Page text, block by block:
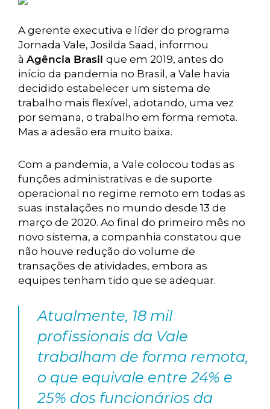
A gerente executiva e líder do programa
Jornada Vale, Josilda Saad, informou
à Agência Brasil que em 2019, antes do
início da pandemia no Brasil, a Vale havia
decidido estabelecer um sistema de
trabalho mais flexível, adotando, uma vez
por semana, o trabalho em forma remota.
Mas a adesão era muito baixa.
Com a pandemia, a Vale colocou todas as
funções administrativas e de suporte
operacional no regime remoto em todas as
suas instalações no mundo desde 13 de
março de 2020. Ao final do primeiro mês no
novo sistema, a companhia constatou que
não houve redução do volume de
transações de atividades, embora as
equipes tenham tido que se adequar.
Atualmente, 18 mil
profissionais da Vale
trabalham de forma remota,
o que equivale entre 24% e
25% dos funcionários da